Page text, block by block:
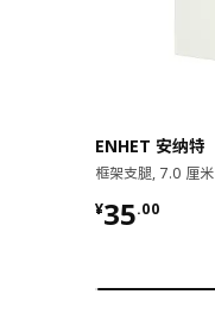
ENHET 安纳特
框架支腿, 7.0 厘米
¥35.00
¥ 35.00